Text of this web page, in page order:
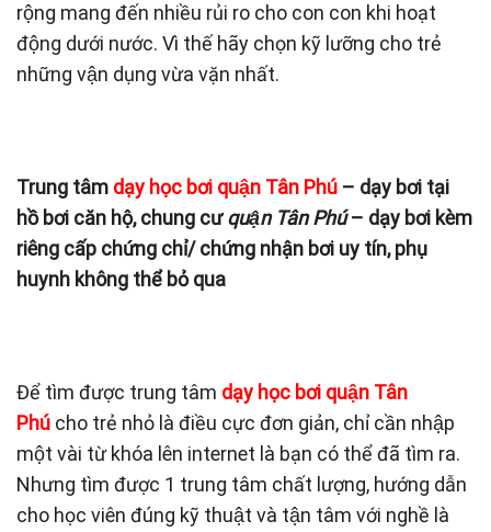
rộng mang đến nhiều rủi ro cho con con khi hoạt
động dưới nước. Vì thế hãy chọn kỹ lưỡng cho trẻ
những vận dụng vừa vặn nhất.
Trung tâm dạy học bơi quận Tân Phú – dạy bơi tại
hồ bơi căn hộ, chung cưquận Tân Phú– dạy bơi kèm
riêng cấp chứng chỉ/ chứng nhận bơi uy tín, phụ
huynh không thể bỏ qua
Để tìm được trung tâm dạy học bơi quận Tân
Phú cho trẻ nhỏ là điều cực đơn giản, chỉ cần nhập
một vài từ khóa lên internet là bạn có thể đã tìm ra.
Nhưng tìm được 1 trung tâm chất lượng, hướng dẫn
cho học viên đúng kỹ thuật và tận tâm với nghề là